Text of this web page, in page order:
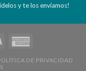
y te los enviamos!
DE PRIVACIDAD